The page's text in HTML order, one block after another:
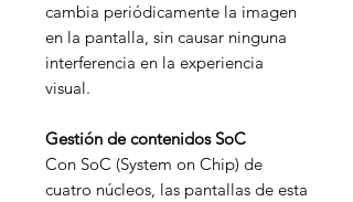
cambia periódicamente la imagen
en la pantalla, sin causar ninguna
interferencia en la experiencia
visual.
Gestión de contenidos SoC
Con SoC (System on Chip) de
cuatro núcleos, las pantallas de esta